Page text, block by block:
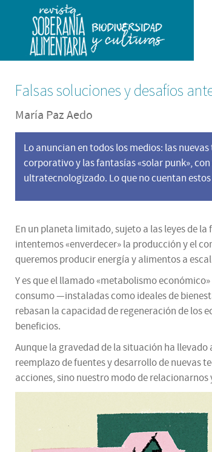
Falsas soluciones y desafíos
María Paz Aedo
Lo anuncian en todos los medios: las
corporativo y las fantasías «solar punk»,
ultratecnologizado. Lo que no cuentan
En un planeta limitado, sujeto a las leyes de
intentemos «enverdecer» la producción y el
queremos producir energía y alimentos a
Y es que el llamado «metabolismo
consumo —instaladas como ideales de
rebasan la capacidad de regeneración de los
beneficios.
Aunque la gravedad de la situación ha
reemplazo de fuentes y desarrollo de nuevas
acciones, sino nuestro modo de